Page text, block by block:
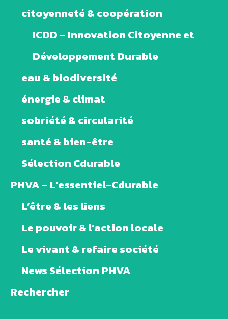
citoyenneté & coopération
ICDD – Innovation Citoyenne et
Développement Durable
eau & biodiversité
énergie & climat
sobriété & circularité
santé & bien-être
Sélection Cdurable
PHVA – L’essentiel-Cdurable
L’être & les liens
Le pouvoir & l’action locale
Le vivant & refaire société
News Sélection PHVA
Rechercher